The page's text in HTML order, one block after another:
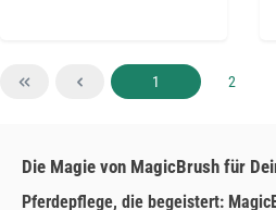
Seite
1 Seite
2
Die Magie von MagicBrush für
Pferdepflege, die begeistert: